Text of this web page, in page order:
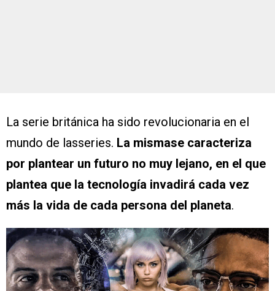
La serie británica ha sido revolucionaria en el
mundo de lasseries. La mismase caracteriza
por plantear un futuro no muy lejano, en el que
plantea que la tecnología invadirá cada vez
más la vida de cada persona del planeta.